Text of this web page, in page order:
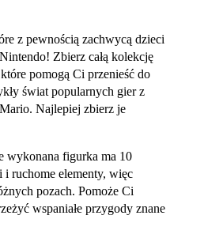
z pewnością zachwycą dzieci
Zbierz całą kolekcję
pomogą Ci przenieść do
świat popularnych gier z
Najlepiej zbierz je
wykonana figurka ma 10
ruchome elementy, więc
pozach. Pomoże Ci
wspaniałe przygody znane